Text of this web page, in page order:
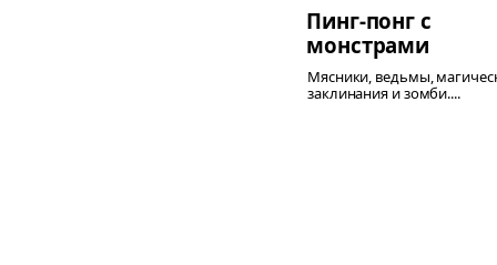
Пинг-понг с
монстрами
Мясники, ведьмы,
заклинания и зомби....